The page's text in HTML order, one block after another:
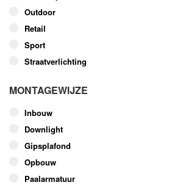
Outdoor
Retail
Sport
Straatverlichting
MONTAGEWIJZE
Inbouw
Downlight
Gipsplafond
Opbouw
Paalarmatuur